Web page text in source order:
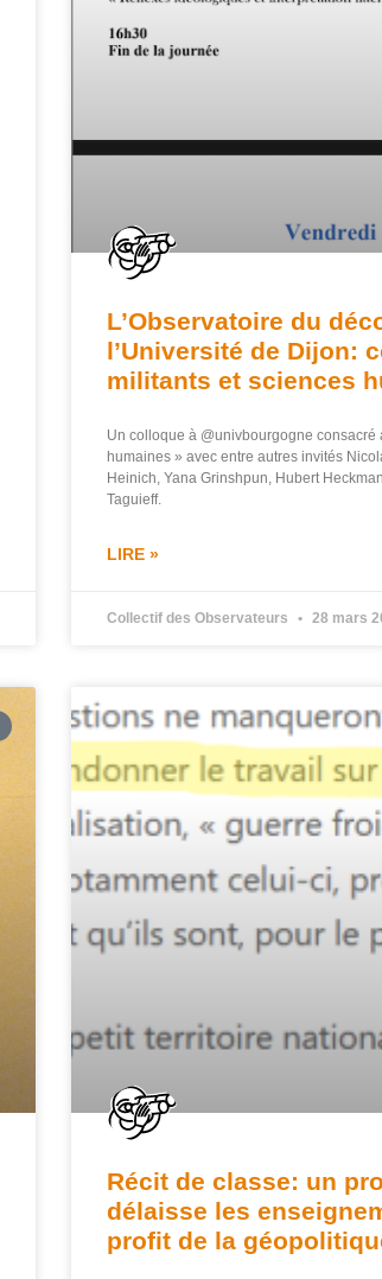
L’Observatoire du
l’Université de Dijon:
militants et sciences
Un colloque à @univbourgogne
humaines » avec entre autres invités
Heinich, Yana Grinshpun, Hubert
Taguieff.
LIRE »
Collectif des Observateurs 28 mars
Récit de classe: un
délaisse les
profit de la